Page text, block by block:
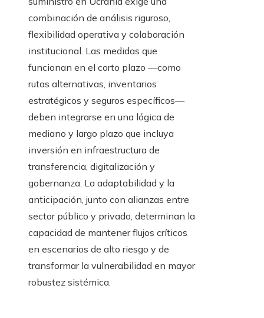
combinación de análisis riguroso,
flexibilidad operativa y colaboración
institucional. Las medidas que
funcionan en el corto plazo —como
rutas alternativas, inventarios
estratégicos y seguros específicos—
deben integrarse en una lógica de
mediano y largo plazo que incluya
inversión en infraestructura de
transferencia, digitalización y
gobernanza. La adaptabilidad y la
anticipación, junto con alianzas entre
sector público y privado, determinan la
capacidad de mantener flujos críticos
en escenarios de alto riesgo y de
transformar la vulnerabilidad en mayor
robustez sistémica.